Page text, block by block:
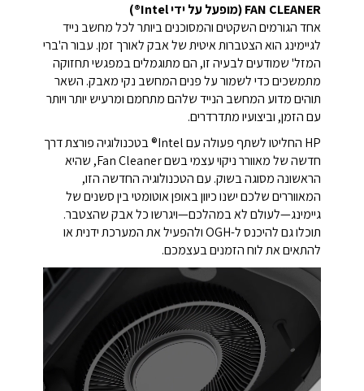
FAN CLEANER (מופעל על ידי Intel®)
אחד הגורמים השקטים והמסוכנים ביותר לכל מחשב נייד
לגיימינג הוא הצטברות איטית של אבק לאורך זמן. עבור ה'ברי
המזל' שמודעים לבעיה זו, הם מתוגמלים במפגשי תחזוקה
מתמשכים כדי לשמור על פנים המחשב נקי מאבק. השאר
תוהים מדוע המחשב הנייד שלהם מתחמם ומרעיש יותר ויותר
עם הזמן, וביצועיו מתדרדרים.
HP החליטו לשתף פעולה עם Intel® בטכנולוגיה פורצת דרך
חדשה של מאוורר ניקוי עצמי בשם Fan Cleaner, שהיא
הראשונה מסוגה בשוק. עם הטכנולוגיה החדשה הזו,
המאווררים שלכם ישנו כיוון באופן אוטומטי בין סשנים של
גיימינג—לעולם לא במהלכם—ויגרשו כל אבק שהצטבר.
תוכלו גם להיכנס ל-OGH ולהפעיל את המערכת ידנית או
להתאים את לוח הזמנים בעצמכם.